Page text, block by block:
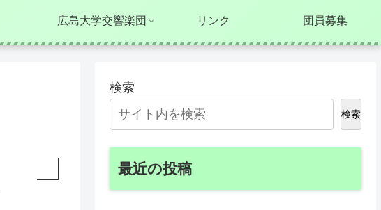
広島大学交響楽団 リンク 団員募集
検索
検索
最近の投稿